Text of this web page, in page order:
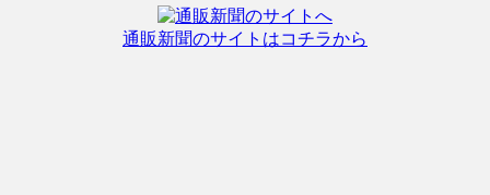
通販新聞のサイトはコチラから